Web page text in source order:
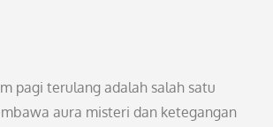
pagi terulang adalah salah satu
aura misteri dan ketegangan